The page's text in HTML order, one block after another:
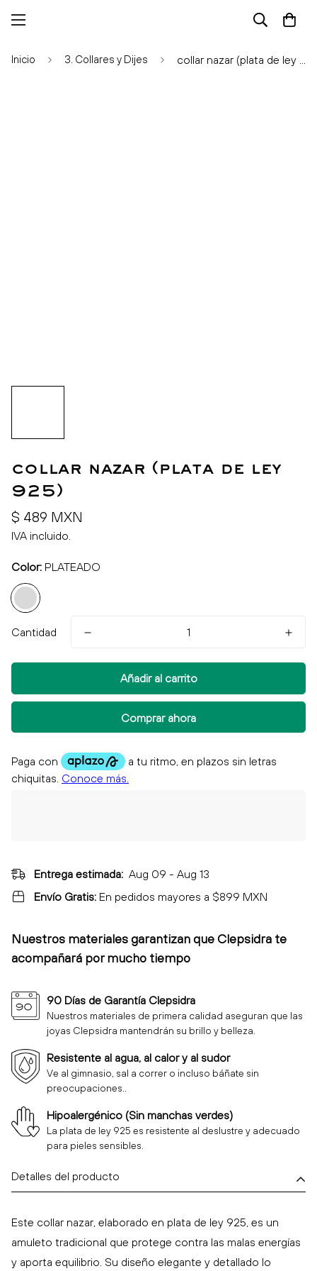
Inicio 3. Collares y Dijes
collar nazar (plata de ley
925)
Precio
regular
$ 489 MXN
IVA incluido.
Color: PLATEADO
Cantidad
Añadir al carrito
Comprar ahora
Entrega estimada: Aug 09 - Aug 13
Envío Gratis: En pedidos mayores a $899 MXN
Nuestros materiales garantizan que Clepsidra te
acompañará por mucho tiempo
90 Días de Garantía Clepsidra
Nuestros materiales de primera calidad aseguran que las
joyas Clepsidra mantendrán su brillo y belleza.
Resistente al agua, al calor y al sudor
Ve al gimnasio, sal a correr o incluso báñate sin
preocupaciones..
Hipoalergénico (Sin manchas verdes)
La plata de ley 925 es resistente al deslustre y adecuado
para pieles sensibles.
Detalles del producto
Este collar nazar, elaborado en plata de ley 925, es un
amuleto tradicional que protege contra las malas energías
y aporta equilibrio. Su diseño elegante y detallado lo